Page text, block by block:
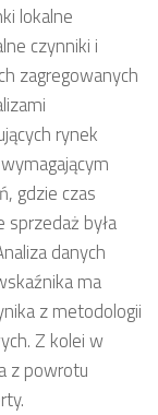
lokalne
czynniki i
zagregowanych
rynek
gdzie czas
była
danych
ma
z metodologii
Z kolei w
z powrotu